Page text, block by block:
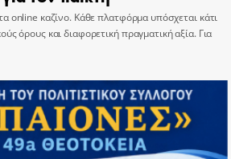
online καζίνο. Κάθε πλατφόρμα υπόσχεται κάτι
όρους και διαφορετική πραγματική αξία. Για